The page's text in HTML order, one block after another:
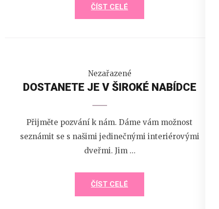
ČÍST CELÉ
Nezařazené
DOSTANETE JE V ŠIROKÉ NABÍDCE
Přijměte pozvání k nám. Dáme vám možnost
seznámit se s našimi jedinečnými interiérovými
dveřmi. Jim …
ČÍST CELÉ